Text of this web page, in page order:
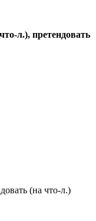
л.), претендовать
(на что-л.)